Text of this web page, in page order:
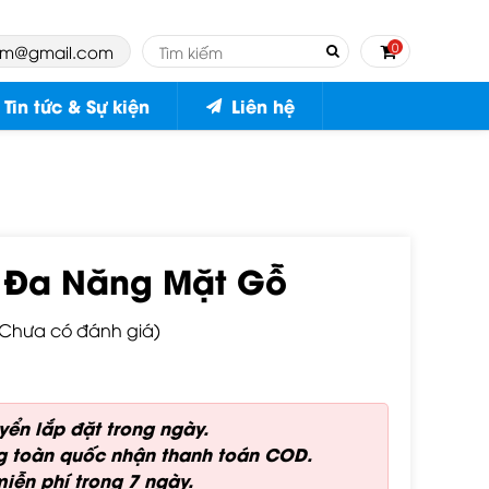
0
MUA HÀNG
Tin tức & Sự kiện Liên hệ
Năng Mặt Gỗ
có đánh giá)
lắp đặt trong ngày.
toàn quốc nhận thanh toán COD.
phí trong 7 ngày.